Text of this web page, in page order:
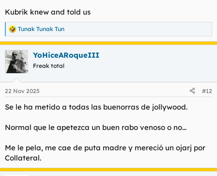
Kubrik knew and told us
R
e
a
c
c
e
:
Tunak Tunak Tun
YoHiceARoqueIII
Freak total
22 Nov 2025 #12
Se le ha metido a todas las buenorras de jollywood.
Normal que le apetezca un buen rabo venoso o no...
Me le pela, me cae de puta madre y mereció un ojarj por
Collateral.